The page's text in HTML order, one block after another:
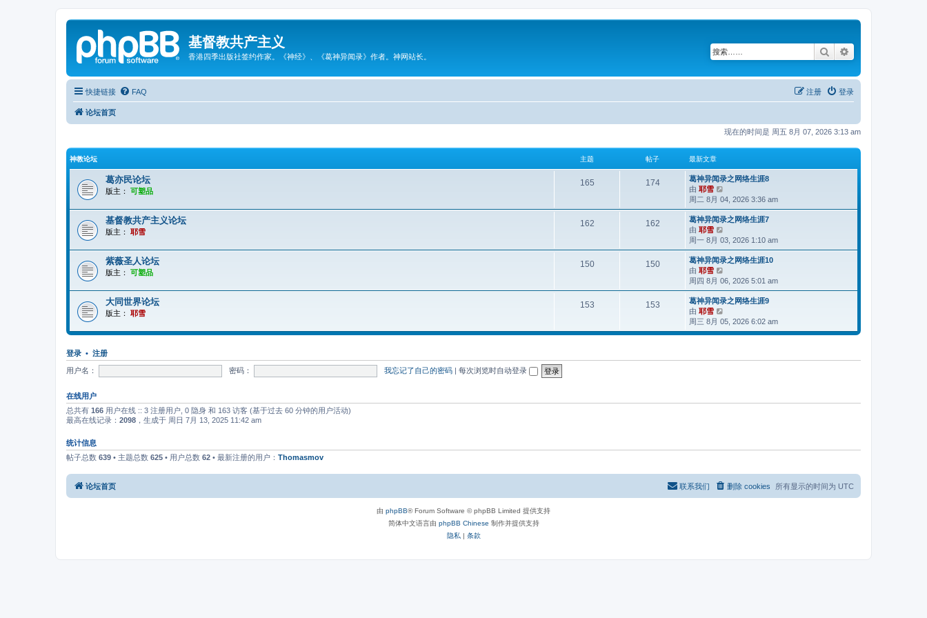
基督教共产主义
香港四季出版社签约作家。《神经》、《葛神异闻录》作者。神网站长。 搜索
快捷链接 FAQ 登录
注册
论坛首页
现在的时间是 周五 8月 07, 2026 3:13 am
神教论坛 主题 帖子 最新文章
葛亦民论坛
版主： 可塑品
165 174
葛神异闻录之网络生涯8
由 耶雪
看
最
新
子
周二 8月 04, 2026 3:36 am
基督教共产主义论坛
版主： 耶雪
162 162
葛神异闻录之网络生涯7
由 耶雪
看
最
新
子
周一 8月 03, 2026 1:10 am
紫薇圣人论坛
版主： 可塑品
150 150
葛神异闻录之网络生涯10
由 耶雪
看
最
新
子
周四 8月 06, 2026 5:01 am
大同世界论坛
版主： 耶雪
153 153
葛神异闻录之网络生涯9
由 耶雪
看
最
子
周三 8月 05, 2026 6:02 am
登录 • 注册
用户名： 密码： 我忘记了自己的密码 | 每次浏览时自动登录
在线用户
总共有 166 用户在线 :: 3 注册用户, 0 隐身 和 163 访客 (基于过去 60 分钟的用户活动)
最高在线记录： 2098 ，生成于 周日 7月 13, 2025 11:42 am
统计信息
帖子总数 639 • 主题总数 625 • 用户总数 62 • 最新注册的用户： Thomasmov
论坛首页 所有显示的时间为 UTC
删除 cookies
联系我们
由 phpBB® Forum Software © phpBB Limited 提供支持
简体中文语言由 phpBB Chinese 制作并提供支持
隐私 | 条款